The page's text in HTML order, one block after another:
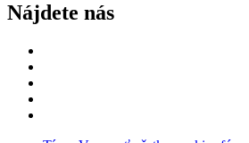
Nájdete nás